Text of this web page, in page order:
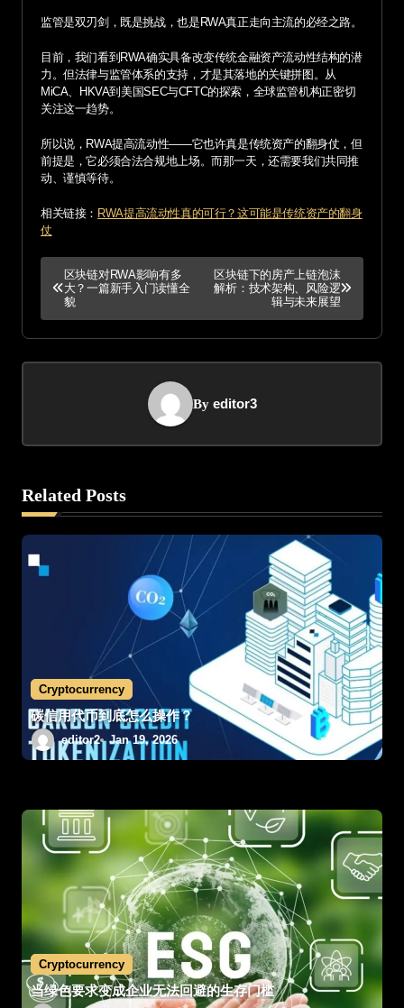
监管是双刃剑，既是挑战，也是RWA真正走向主流的必经之路。
目前，我们看到RWA确实具备改变传统金融资产流动性结构的潜
力。但法律与监管体系的支持，才是其落地的关键拼图。从
MiCA、HKVA到美国SEC与CFTC的探索，全球监管机构正密切
关注这一趋势。
所以说，RWA提高流动性——它也许真是传统资产的翻身仗，但
前提是，它必须合法合规地上场。而那一天，还需要我们共同推
动、谨慎等待。
相关链接： RWA提高流动性真的可行？这可能是传统资产的翻身
仗
P
o
s
a
v
i
g
i
o
n
区块链对RWA影响有多
大？一篇新手入门读懂全
貌
区块链下的房产上链泡沫
解析：技术架构、风险逻
辑与未来展望
By editor3
Related Posts
Cryptocurrency
碳信用代币到底怎么操作？
editor2 Jan 19, 2026
Cryptocurrency
当绿色要求变成企业无法回避的生存门槛